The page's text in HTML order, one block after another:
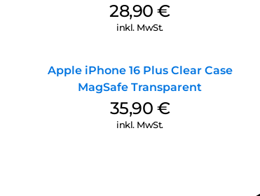
28,90€
inkl. MwSt.
Apple iPhone 16 Plus Clear Case
MagSafe Transparent
35,90 €
inkl. MwSt.